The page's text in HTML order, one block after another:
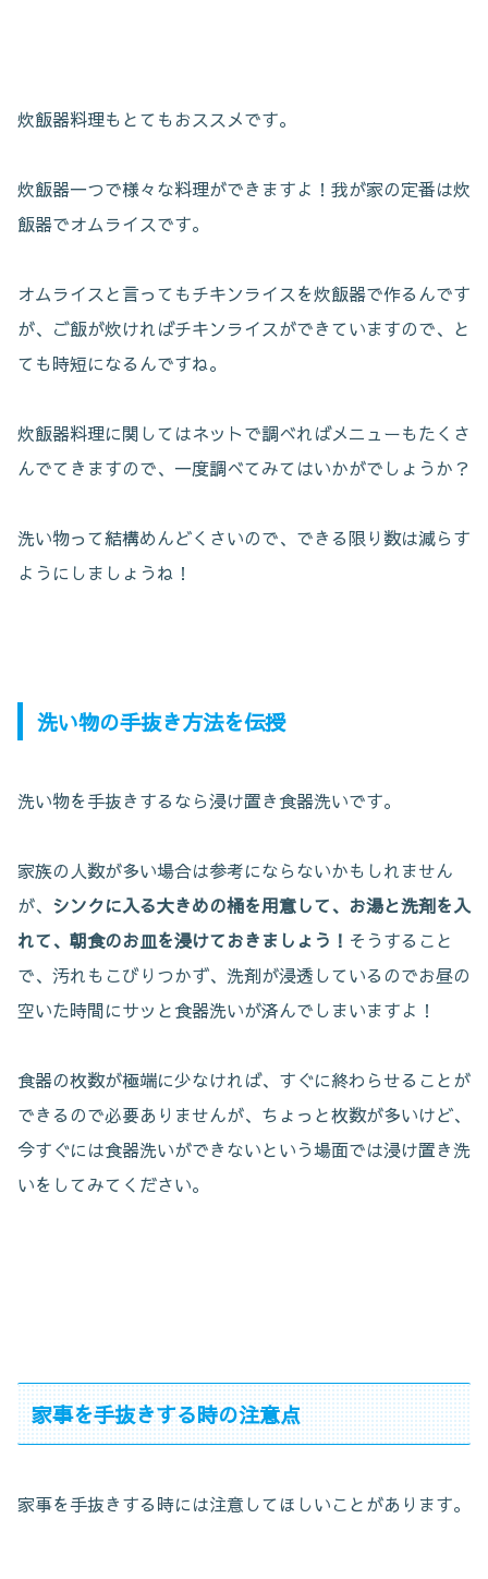
炊飯器料理もとてもおススメです。
炊飯器一つで様々な料理ができますよ！我が家の定番は炊
飯器でオムライスです。
オムライスと言ってもチキンライスを炊飯器で作るんです
が、ご飯が炊ければチキンライスができていますので、と
ても時短になるんですね。
炊飯器料理に関してはネットで調べればメニューもたくさ
んでてきますので、一度調べてみてはいかがでしょうか？
洗い物って結構めんどくさいので、できる限り数は減らす
ようにしましょうね！
洗い物の手抜き方法を伝授
洗い物を手抜きするなら浸け置き食器洗いです。
家族の人数が多い場合は参考にならないかもしれません
が、 シンクに入る大きめの桶を用意して、お湯と洗剤を入
れて、朝食のお皿を浸けておきましょう！ そうすること
で、汚れもこびりつかず、洗剤が浸透しているのでお昼の
空いた時間にサッと食器洗いが済んでしまいますよ！
食器の枚数が極端に少なければ、すぐに終わらせることが
できるので必要ありませんが、ちょっと枚数が多いけど、
今すぐには食器洗いができないという場面では浸け置き洗
いをしてみてください。
家事を手抜きする時の注意点
家事を手抜きする時には注意してほしいことがあります。